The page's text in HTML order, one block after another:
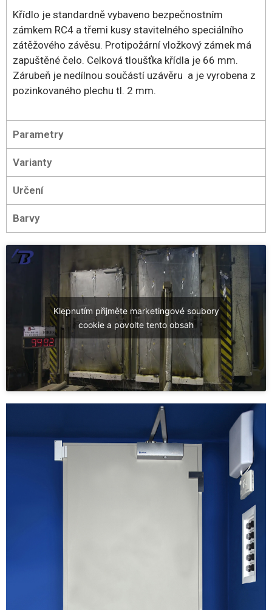
Křídlo je standardně vybaveno bezpečnostním
zámkem RC4 a třemi kusy stavitelného speciálního
zátěžového závěsu. Protipožární vložkový zámek má
zapuštěné čelo. Celková tloušťka křídla je 66 mm.
Zárubeň je nedílnou součástí uzávěru a je vyrobena z
pozinkovaného plechu tl. 2 mm.
Parametry
Varianty
Určení
Barvy
Klepnutím přijměte marketingové soubory
cookie a povolte tento obsah